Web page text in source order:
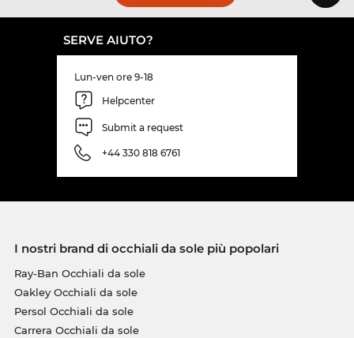
SERVE AIUTO?
Lun-ven ore 9-18
Helpcenter
Submit a request
+44 330 818 6761
I nostri brand di occhiali da sole più popolari
Ray-Ban Occhiali da sole
Oakley Occhiali da sole
Persol Occhiali da sole
Carrera Occhiali da sole